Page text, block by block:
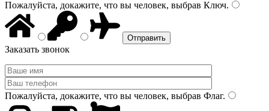
Пожалуйста, докажите, что вы человек, выбрав Ключ.
Заказать звонок
Пожалуйста, докажите, что вы человек, выбрав Флаг.